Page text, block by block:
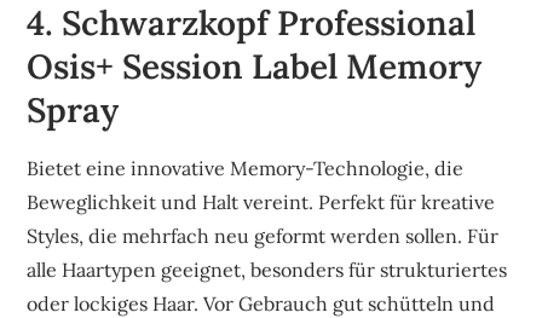
4. Schwarzkopf Professional
Osis+ Session Label Memory
Spray
Bietet eine innovative Memory-Technologie, die
Beweglichkeit und Halt vereint. Perfekt für kreative
Styles, die mehrfach neu geformt werden sollen. Für
alle Haartypen geeignet, besonders für strukturiertes
oder lockiges Haar. Vor Gebrauch gut schütteln und